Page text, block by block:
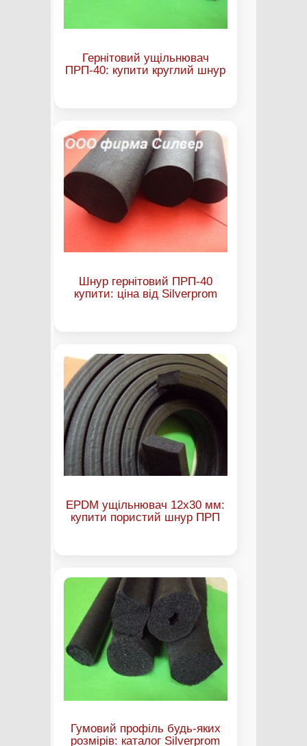
Гернітовий ущільнювач
ПРП-40: купити круглий шнур
Шнур гернітовий ПРП-40
купити: ціна від Silverprom
EPDM ущільнювач 12х30 мм:
купити пористий шнур ПРП
Гумовий профіль будь-яких
розмірів: каталог Silverprom